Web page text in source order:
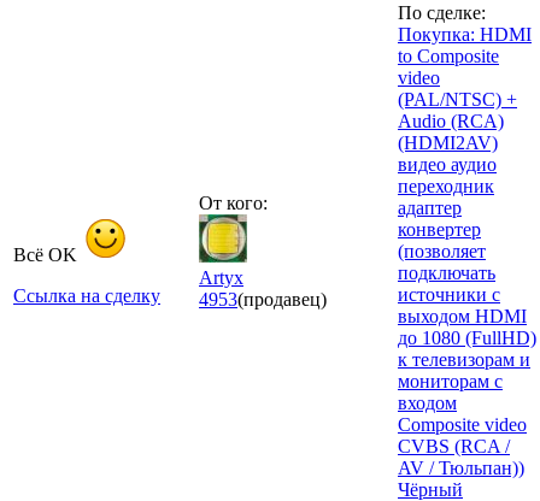
Всё OK
Ссылка на сделку
От кого:
Artyx
4953(продавец)
По сделке:
Покупка: HDMI
to Composite
video
(PAL/NTSC) +
Audio (RCA)
(HDMI2AV)
видео аудио
переходник
адаптер
конвертер
(позволяет
подключать
источники с
выходом HDMI
до 1080 (FullHD)
к телевизорам и
мониторам с
входом
Composite video
CVBS (RCA /
AV / Тюльпан))
Чёрный